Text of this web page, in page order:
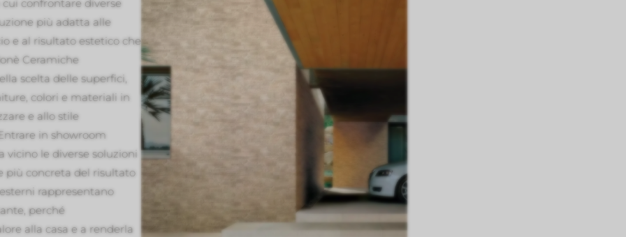
confrontare diverse
più adatta alle
e al risultato estetico che
Ceramiche
scelta delle superfici,
colori e materiali in
e allo stile
in showroom
vicino le diverse soluzioni
più concreta del risultato
rappresentano
perché
alla casa e a renderla